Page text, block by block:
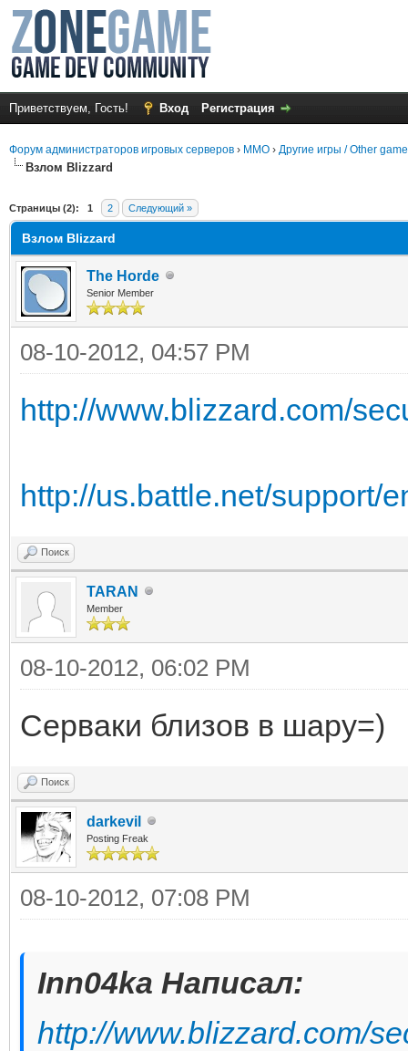
Приветствуем, Гость! Вход Регистрация
Форум администраторов игровых серверов › MMO › Другие игры / Other
Взлом Вlizzаrd
Страницы (2): 1 2 Следующий »
Взлом Вlizzаrd
The Horde
Senior Member
08-10-2012, 04:57 PM
http://www.blizzard.com/
http://us.battle.net/support/
Поиск
TARAN
Member
08-10-2012, 06:02 PM
Серваки близов в шару=)
Поиск
darkevil
Posting Freak
08-10-2012, 07:08 PM
Inn04ka Написал:
http://www.blizzard.com/